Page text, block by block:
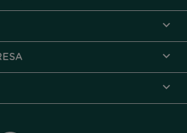


